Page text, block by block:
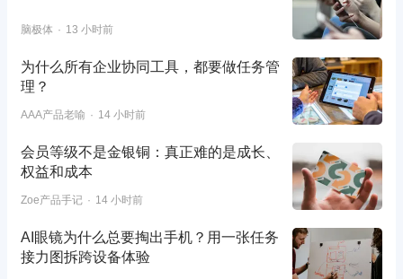
脑极体 13 小时前
为什么所有企业协同工具，都要做任务管
理？
AAA产品老喻 14 小时前
会员等级不是金银铜：真正难的是成长、
权益和成本
Zoe产品手记 14 小时前
AI眼镜为什么总要掏出手机？用一张任务
接力图拆跨设备体验